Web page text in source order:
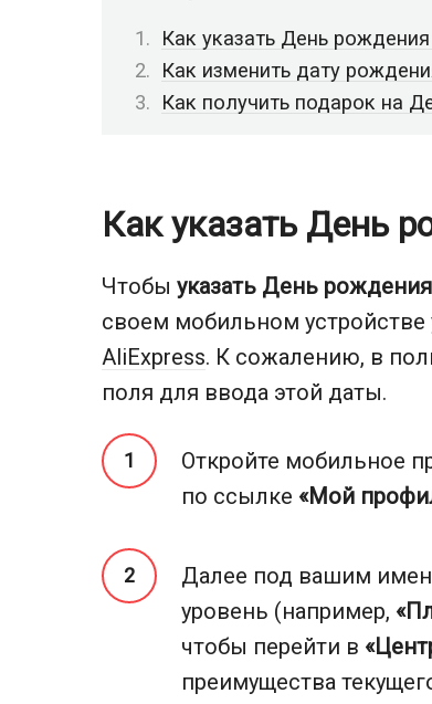
Как указать День
Как изменить дату
Как получить подарок на
Как указать День
Чтобы указать День
своем мобильном
AliExpress. К сожалению, в
поля для ввода этой даты.
Откройте мобильное
по ссылке «Мой
Далее под вашим
уровень (например,
чтобы перейти в
преимущества